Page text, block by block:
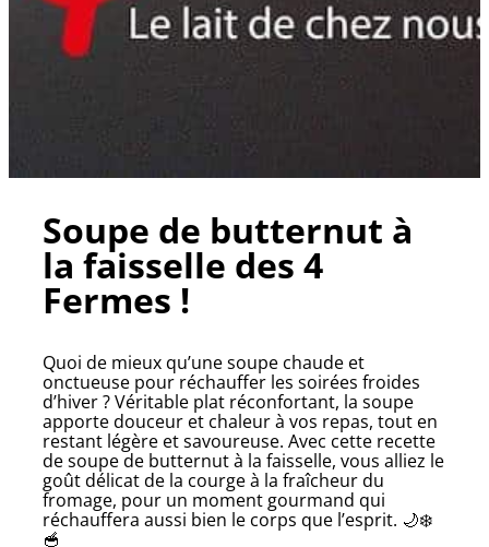
Soupe de butternut à
la faisselle des 4
Fermes !
Quoi de mieux qu’une soupe chaude et
onctueuse pour réchauffer les soirées froides
d’hiver ? Véritable plat réconfortant, la soupe
apporte douceur et chaleur à vos repas, tout en
restant légère et savoureuse. Avec cette recette
de soupe de butternut à la faisselle, vous alliez le
goût délicat de la courge à la fraîcheur du
fromage, pour un moment gourmand qui
réchauffera aussi bien le corps que l’esprit. 🌙❄️
🥣